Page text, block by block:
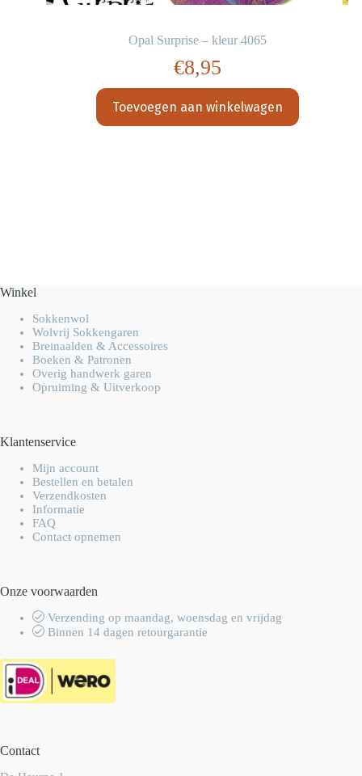
Opal Surprise – kleur 4065
€8,95
Toevoegen aan winkelwagen
Winkel
Sokkenwol
Wolvrij Sokkengaren
Breinaalden & Accessoires
Boeken & Patronen
Overig handwerk garen
Opruiming & Uitverkoop
Klantenservice
Mijn account
Bestellen en betalen
Verzendkosten
Informatie
FAQ
Contact opnemen
Onze voorwaarden
Verzending op maandag, woensdag en vrijdag
Binnen 14 dagen retourgarantie
Contact